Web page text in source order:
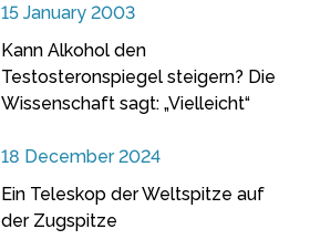
15 January 2003
Kann Alkohol den
Testosteronspiegel steigern? Die
Wissenschaft sagt: „Vielleicht“
18 December 2024
Ein Teleskop der Weltspitze auf
der Zugspitze